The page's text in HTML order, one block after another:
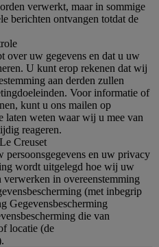
verwerkt, maar in sommige
berichten ontvangen totdat de
over uw gegevens en dat u uw
U kunt erop rekenen dat wij
aan derden zullen
Voor informatie of
kunt u ons mailen op
laten weten waar wij u mee van
reageren.
Creuset
persoonsgegevens en uw privacy
wordt uitgelegd hoe wij uw
verwerken in overeenstemming
(met inbegrip
Gegevensbescherming
die van
locatie (de